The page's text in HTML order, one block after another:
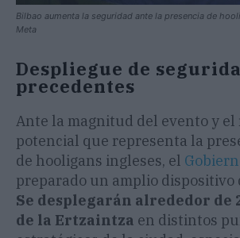
Bilbao aumenta la seguridad ante la presencia de
Meta
Despliegue de
precedentes
Ante la magnitud del evento y el
potencial que representa la
de hooligans ingleses, el
preparado un amplio dispositivo
Se desplegarán alrededor de
de la Ertzaintza en distintos